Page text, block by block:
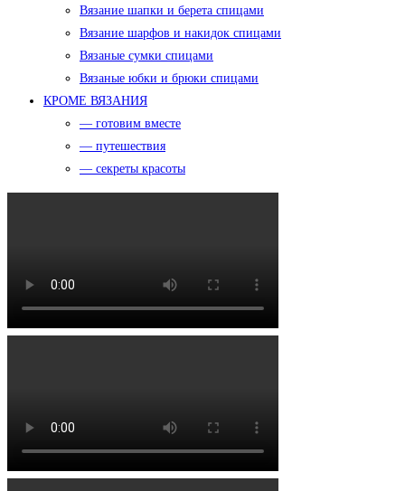
Вязание шапки и берета спицами
Вязание шарфов и накидок спицами
Вязаные сумки спицами
Вязаные юбки и брюки спицами
КРОМЕ ВЯЗАНИЯ
— готовим вместе
— путешествия
— секреты красоты